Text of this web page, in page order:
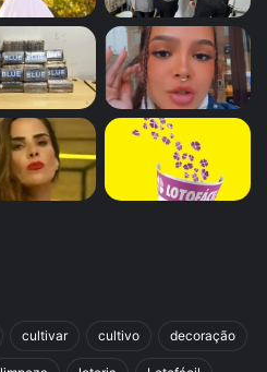
cultivar cultivo decoração